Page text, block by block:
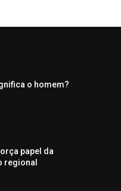
o homem?
papel da
regional